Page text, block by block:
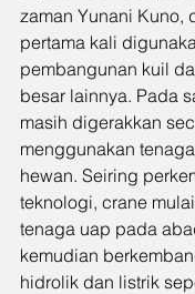
zaman Yunani Kuno,
pertama kali
pembangunan kuil
besar lainnya. Pada
masih digerakkan
menggunakan
hewan. Seiring
teknologi, crane
tenaga uap pada
kemudian
hidrolik dan listrik